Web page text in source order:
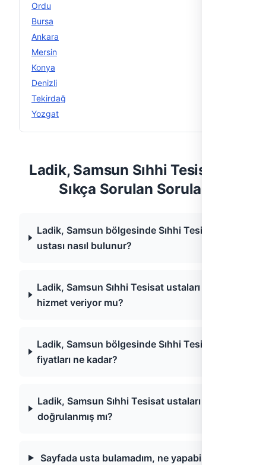
Ordu
Bursa
Ankara
Mersin
Konya
Denizli
Tekirdağ
Yozgat
Ladik, Samsun Sıhhi Tesisat —
Sıkça Sorulan Sorular
Ladik, Samsun bölgesinde Sıhhi Tesisat
ustası nasıl bulunur?
Ladik, Samsun Sıhhi Tesisat ustaları acil
hizmet veriyor mu?
Ladik, Samsun bölgesinde Sıhhi Tesisat
fiyatları ne kadar?
Ladik, Samsun Sıhhi Tesisat ustaları
doğrulanmış mı?
Sayfada usta bulamadım, ne yapabilirim?